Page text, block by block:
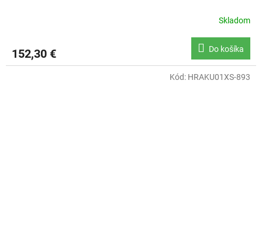
Skladom
152,30 € Do košíka
Kód: HRAKU01XS-893